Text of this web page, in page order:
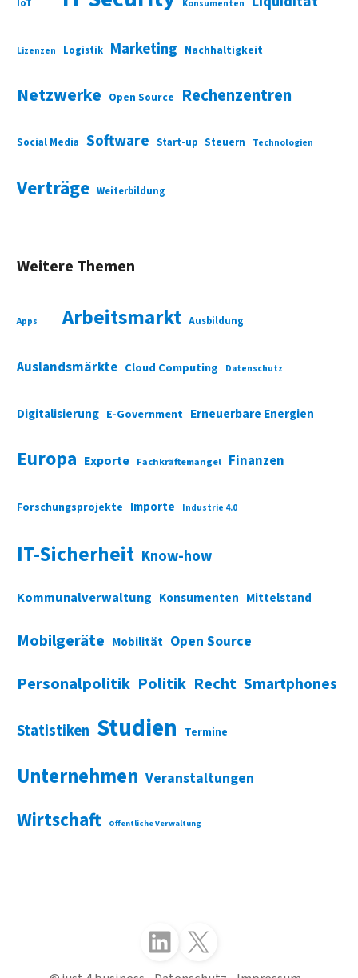
IoT Konsumenten
Lizenzen Logistik Marketing Nachhaltigkeit
Netzwerke Open Source Rechenzentren
Social Media Software Start-up Steuern Technologien
Verträge Weiterbildung
Weitere Themen
Apps Arbeitsmarkt Ausbildung
Auslandsmärkte Cloud Computing Datenschutz
Digitalisierung E-Government Erneuerbare Energien
Europa Exporte Fachkräftemangel Finanzen
Forschungsprojekte Importe Industrie 4.0
IT-Sicherheit Know-how
Kommunalverwaltung Konsumenten Mittelstand
Mobilgeräte Mobilität Open Source
Personalpolitik Politik Recht Smartphones
Statistiken Studien Termine
Unternehmen Veranstaltungen
Wirtschaft Öffentliche Verwaltung
Folgen Sie uns auf LinkedInFolgen Sie uns auf X (Twitter)